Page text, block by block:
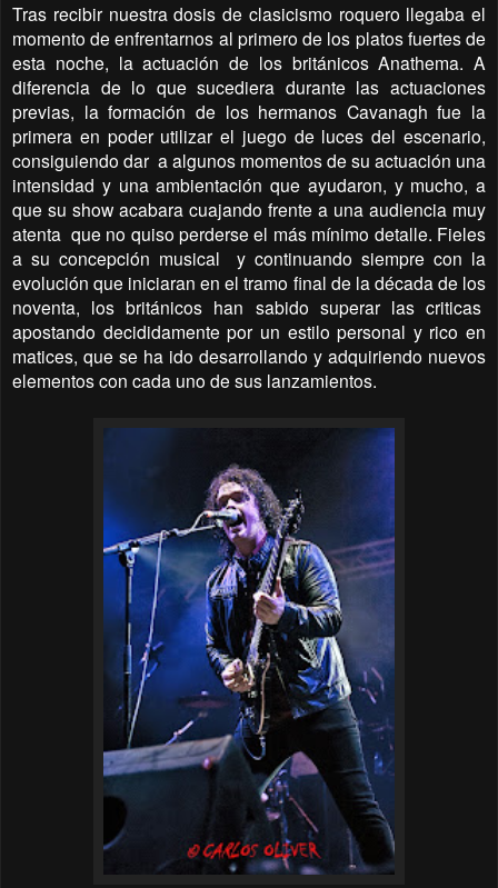
Tras recibir nuestra dosis de clasicismo roquero llegaba el
momento de enfrentarnos al primero de los platos fuertes de
esta noche, la actuación de los británicos Anathema. A
diferencia de lo que sucediera durante las actuaciones
previas, la formación de los hermanos Cavanagh fue la
primera en poder utilizar el juego de luces del escenario,
consiguiendo dar a algunos momentos de su actuación una
intensidad y una ambientación que ayudaron, y mucho, a
que su show acabara cuajando frente a una audiencia muy
atenta que no quiso perderse el más mínimo detalle. Fieles
a su concepción musical
y continuando siempre con la
evolución que iniciaran en el tramo final de la década de los
noventa, los británicos han sabido superar las criticas
apostando decididamente por un estilo personal y rico en
matices, que se ha ido desarrollando y adquiriendo nuevos
elementos con cada uno de sus lanzamientos.